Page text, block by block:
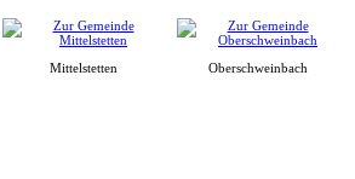
Mittelstetten Oberschweinbach